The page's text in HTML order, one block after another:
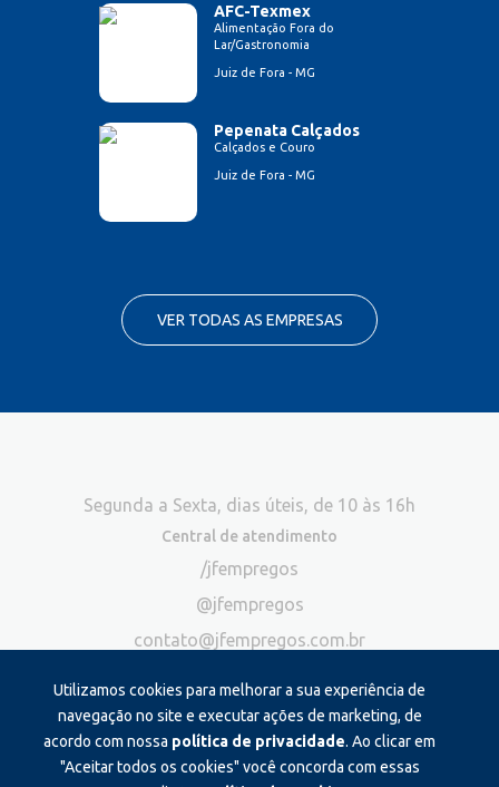
AFC-Texmex
Alimentação Fora do
Lar/Gastronomia
Juiz de Fora - MG
Pepenata Calçados
Calçados e Couro
Juiz de Fora - MG
VER TODAS AS EMPRESAS
Utilizamos cookies para melhorar a sua experiência de
navegação no site e executar ações de marketing, de
acordo com nossa política de privacidade. Ao clicar em
"Aceitar todos os cookies" você concorda com essas
Segunda a Sexta, dias úteis, de 10 às 16h
Central de atendimento
/jfempregos
@jfempregos
contato@jfempregos.com.br
Publicidade
*Exclusivo para atendimento via chat. Não atendemos ligações neste
canal